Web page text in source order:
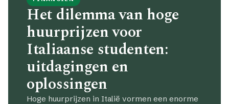
Het dilemma van hoge
huurprijzen voor
Italiaanse studenten:
uitdagingen en
oplossingen
Hoge huurprijzen in Italië vormen een enorme